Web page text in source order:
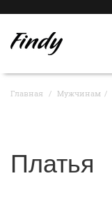
Главная Мужчинам
Платья